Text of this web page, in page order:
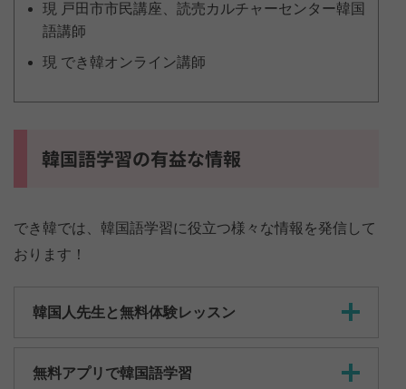
現 戸田市市民講座、読売カルチャーセンター韓国
語講師
現 でき韓オンライン講師
韓国語学習の有益な情報
でき韓では、韓国語学習に役立つ様々な情報を発信して
おります！
韓国人先生と無料体験レッスン
無料アプリで韓国語学習